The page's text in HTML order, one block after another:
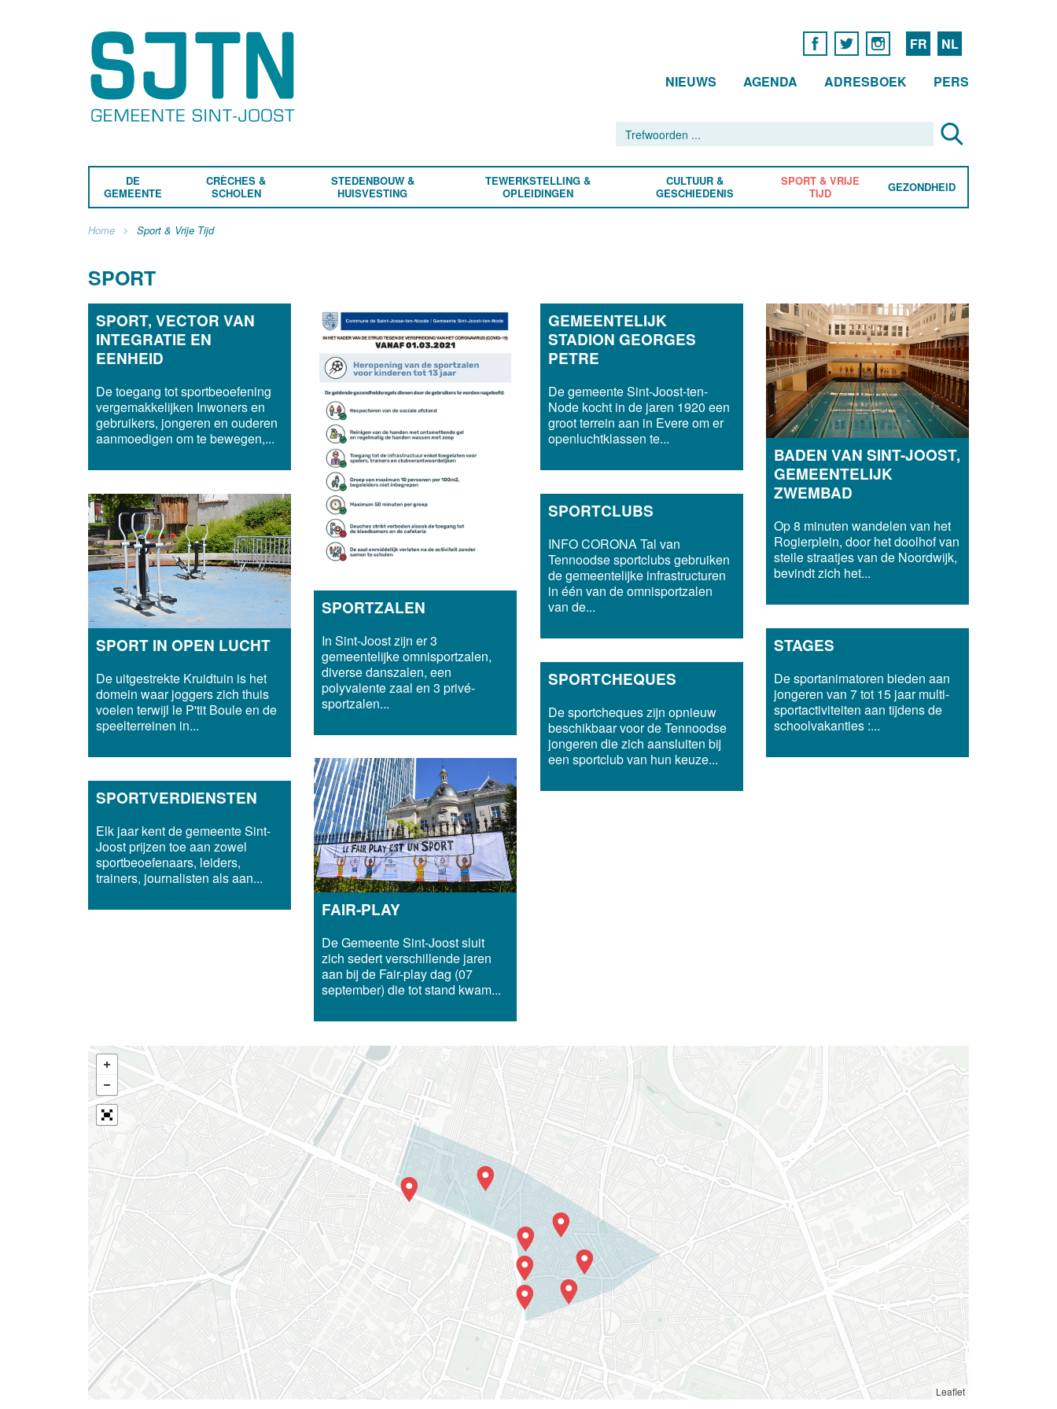
FR NL
NIEUWS AGENDA ADRESBOEK PERS
DE
GEMEENTE
CRÈCHES &
SCHOLEN
STEDENBOUW &
HUISVESTING
TEWERKSTELLING &
OPLEIDINGEN
CULTUUR &
GESCHIEDENIS
SPORT & VRIJE
TIJD
GEZONDHEID
Home Sport & Vrije Tijd
SPORT
SPORT, VECTOR VAN
INTEGRATIE EN
EENHEID
De toegang tot sportbeoefening
vergemakkelijken Inwoners en
gebruikers, jongeren en ouderen
aanmoedigen om te bewegen,...
SPORTZALEN
In Sint-Joost zijn er 3
gemeentelijke omnisportzalen,
diverse danszalen, een
polyvalente zaal en 3 privé-
sportzalen...
GEMEENTELIJK
STADION GEORGES
PETRE
De gemeente Sint-Joost-ten-
Node kocht in de jaren 1920 een
groot terrein aan in Evere om er
openluchtklassen te...
BADEN VAN SINT-JOOST,
GEMEENTELIJK
ZWEMBAD
Op 8 minuten wandelen van het
Rogierplein, door het doolhof van
steile straatjes van de Noordwijk,
bevindt zich het...
SPORT IN OPEN LUCHT
De uitgestrekte Kruidtuin is het
domein waar joggers zich thuis
voelen terwijl le P'tit Boule en de
speelterreinen in...
SPORTCLUBS
INFO CORONA Tal van
Tennoodse sportclubs gebruiken
de gemeentelijke infrastructuren
in één van de omnisportzalen
van de...
STAGES
De sportanimatoren bieden aan
jongeren van 7 tot 15 jaar multi-
sportactiviteiten aan tijdens de
schoolvakanties :...
SPORTCHEQUES
De sportcheques zijn opnieuw
beschikbaar voor de Tennoodse
jongeren die zich aansluiten bij
een sportclub van hun keuze...
FAIR-PLAY
De Gemeente Sint-Joost sluit
zich sedert verschillende jaren
aan bij de Fair-play dag (07
september) die tot stand kwam...
SPORTVERDIENSTEN
Elk jaar kent de gemeente Sint-
Joost prijzen toe aan zowel
sportbeoefenaars, leiders,
trainers, journalisten als aan...
Leaflet